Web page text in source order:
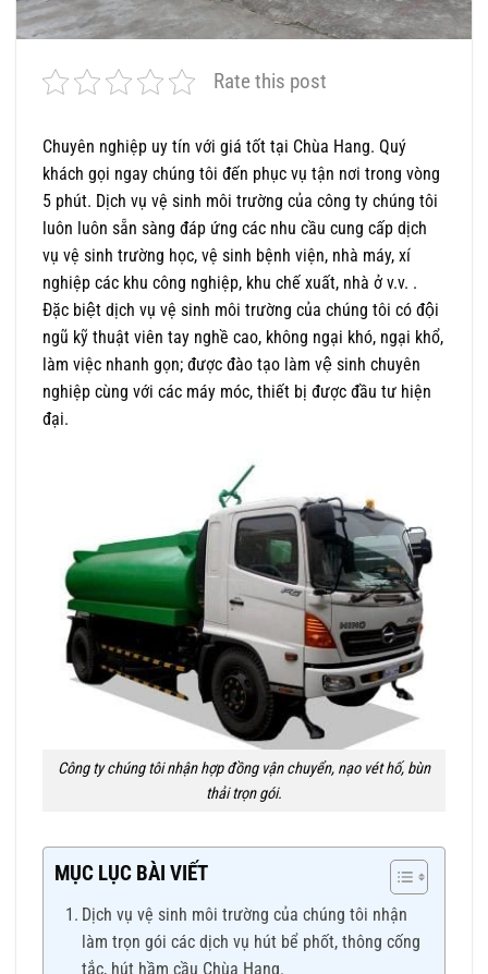
Rate this post
Chuyên nghiệp uy tín với giá tốt tại Chùa Hang. Quý
khách gọi ngay chúng tôi đến phục vụ tận nơi trong vòng
5 phút. Dịch vụ vệ sinh môi trường của công ty chúng tôi
luôn luôn sẵn sàng đáp ứng các nhu cầu cung cấp dịch
vụ vệ sinh trường học, vệ sinh bệnh viện, nhà máy, xí
nghiệp các khu công nghiệp, khu chế xuất, nhà ở v.v. .
Đặc biệt dịch vụ vệ sinh môi trường của chúng tôi có đội
ngũ kỹ thuật viên tay nghề cao, không ngại khó, ngại khổ,
làm việc nhanh gọn; được đào tạo làm vệ sinh chuyên
nghiệp cùng với các máy móc, thiết bị được đầu tư hiện
đại.
Công ty chúng tôi nhận hợp đồng vận chuyển, nạo vét hố, bùn
thải trọn gói.
MỤC LỤC BÀI VIẾT
Dịch vụ vệ sinh môi trường của chúng tôi nhận
làm trọn gói các dịch vụ hút bể phốt, thông cống
tắc, hút hầm cầu Chùa Hang.